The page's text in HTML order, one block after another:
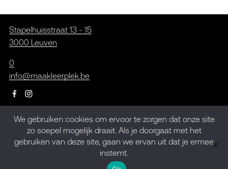
Stapelhuisstraat 13 - 15
3000 Leuven
0
info@maakleerplek.be
Inschrijven op de
nieuwsbrief
We gebruiken cookies om ervoor te zorgen dat onze site
zo soepel mogelijk draait. Als je doorgaat met het
gebruiken van deze site, gaan we ervan uit dat je ermee
instemt.